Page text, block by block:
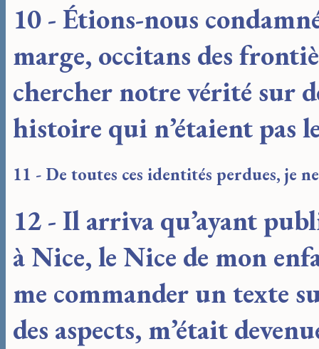
10 - Étions-nous
marge, occitans des
chercher notre vérité sur
histoire qui n’étaient pas
11 - De toutes ces identités perdues, je
12 - Il arriva qu’ayant
à Nice, le Nice de mon
me commander un texte
des aspects, m’était